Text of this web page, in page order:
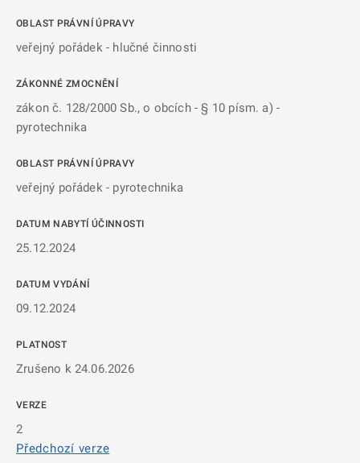
OBLAST PRÁVNÍ ÚPRAVY
veřejný pořádek - hlučné činnosti
ZÁKONNÉ ZMOCNĚNÍ
zákon č. 128/2000 Sb., o obcích - § 10 písm. a) -
pyrotechnika
OBLAST PRÁVNÍ ÚPRAVY
veřejný pořádek - pyrotechnika
DATUM NABYTÍ ÚČINNOSTI
25.12.2024
DATUM VYDÁNÍ
09.12.2024
PLATNOST
Zrušeno k 24.06.2026
VERZE
2
Předchozí verze